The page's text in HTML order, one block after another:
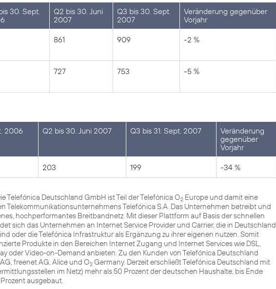
30. Sept.
Q2 bis 30. Juni
2007
Q3 bis 30. Sept.
2007
Veränderung gegenüber
Vorjahr
861 909 -2 %
727 753 -5 %
2006 Q2 bis 30. Juni 2007 Q3 bis 31. Sept. 2007
Veränderung
gegenüber
Vorjahr
203 199 -34 %
Telefónica Deutschland GmbH ist Teil der Telefónica O2 Europe und damit eine
Telekommunikationsunternehmens Telefónica S.A. Das Unternehmen betreibt und
hochperformantes Breitbandnetz. Mit dieser Plattform auf Basis der schnellen
sich das Unternehmen an Internet Service Provider und Carrier, die in Deutschland
oder die Telefónica Infrastruktur als Ergänzung zu ihrer eigenen nutzen. Somit
Produkte in den Bereichen Internet Zugang und Internet Services wie DSL,
oder Video-on-Demand anbieten. Zu den Kunden von Telefónica Deutschland
freenet AG, Alice und O2 Germany. Derzeit erschließt Telefónica Deutschland mit
im Netz) mehr als 50 Prozent der deutschen Haushalte, bis Ende
ausgebaut.